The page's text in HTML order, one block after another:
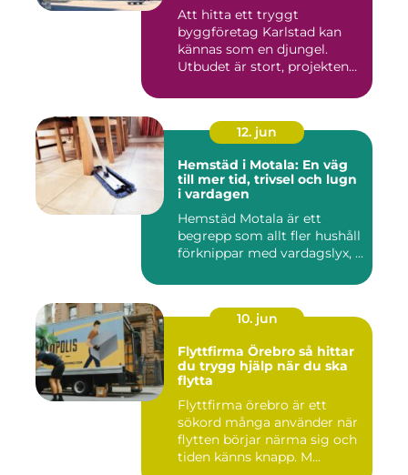
Att hitta ett tryggt
byggföretag Karlstad kan
kännas som en djungel.
Utbudet är stort, projekten
12. jun
Hemstäd i Motala: En väg
till mer tid, trivsel och lugn
i vardagen
Hemstäd Motala är ett
begrepp som allt fler hushåll
förknippar med vardagslyx, ...
10. jun
Flyttfirma Örebro så hittar
du trygg hjälp när du ska
flytta
Flyttfirma örebro är ett
sökord många använder när
flytten börjar närma sig och
tiden känns knapp. M...